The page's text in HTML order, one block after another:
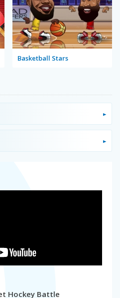
Basketball Stars
Hockey Battle